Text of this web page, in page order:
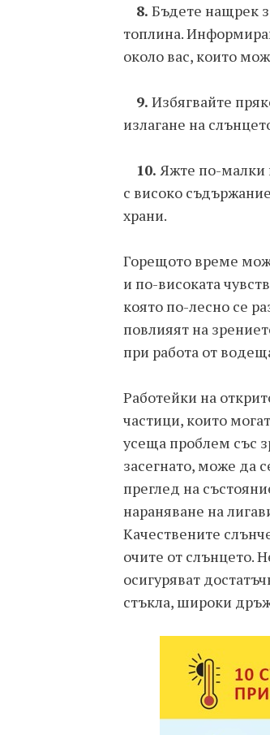
8. Бъдете нащрек
топлина.
около вас, които
9. Избягвайте
излагане на
10. Яжте по-малки
с високо
храни.
Горещото време
и по-високата
която по-лесно се
повлияят на
при работа от
Работейки на
частици, които
усеща проблем със
засегнато, може да
преглед на
нараняване на
Качествените
очите от слънцето.
осигуряват
стъкла, широки